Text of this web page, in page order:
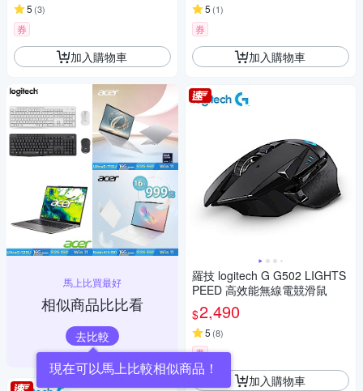
5 (3)
券
加入購物車
馬上比買最好
相似商品比比看
去比較
現在可以馬上比較相似商品！
5 (1)
券
加入購物車
羅技 logitech G G502 LIGHTS
PEED 高效能無線電競滑鼠
$2,490
5 (8)
券
加入購物車